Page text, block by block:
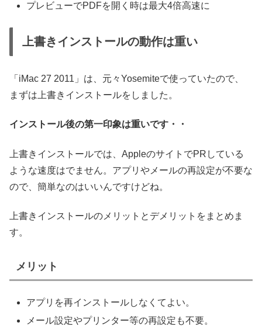
プレビューでPDFを開く時は最大4倍高速に
上書きインストールの動作は重い
「iMac 27 2011」は、元々Yosemiteで使っていたので、
まずは上書きインストールをしました。
インストール後の第一印象は重いです・・
上書きインストールでは、AppleのサイトでPRしている
ような速度はでません。アプリやメールの再設定が不要な
ので、簡単なのはいいんですけどね。
上書きインストールのメリットとデメリットをまとめま
す。
メリット
アプリを再インストールしなくてよい。
メール設定やプリンター等の再設定も不要。